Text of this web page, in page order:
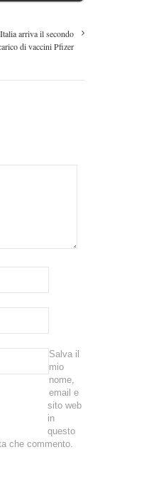
arriva il secondo
di vaccini Pfizer
Salva il
mio
nome,
email e
sito web
in
questo
che commento.